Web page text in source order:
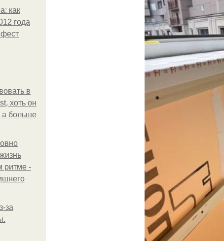
как
года
в
хоть он
а больше
ритме -
за